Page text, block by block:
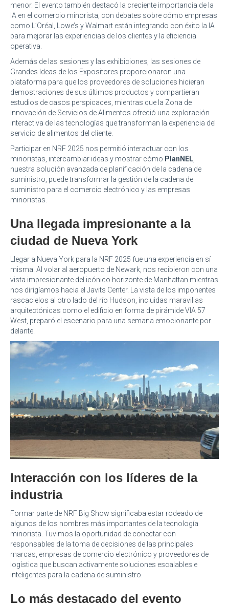
menor. El evento también destacó la creciente importancia de la
IA en el comercio minorista, con debates sobre cómo empresas
como L’Oréal, Lowe’s y Walmart están integrando con éxito la IA
para mejorar las experiencias de los clientes y la eficiencia
operativa.
Además de las sesiones y las exhibiciones, las sesiones de
Grandes Ideas de los Expositores proporcionaron una
plataforma para que los proveedores de soluciones hicieran
demostraciones de sus últimos productos y compartieran
estudios de casos perspicaces, mientras que la Zona de
Innovación de Servicios de Alimentos ofreció una exploración
interactiva de las tecnologías que transforman la experiencia del
servicio de alimentos del cliente.
Participar en NRF 2025 nos permitió interactuar con los
minoristas, intercambiar ideas y mostrar cómo PlanNEL
nuestra solución avanzada de planificación de la cadena de
suministro, puede transformar la gestión de la cadena de
suministro para el comercio electrónico y las empresas
minoristas.
Una llegada impresionante a la
ciudad de Nueva York
Llegar a Nueva York para la NRF 2025 fue una experiencia en sí
misma. Al volar al aeropuerto de Newark, nos recibieron con una
vista impresionante del icónico horizonte de Manhattan mientras
nos dirigíamos hacia el Javits Center. La vista de los imponentes
rascacielos al otro lado del río Hudson, incluidas maravillas
arquitectónicas como el edificio en forma de pirámide VIA 57
West, preparó el escenario para una semana emocionante por
delante.
Interacción con los líderes de la
industria
Formar parte de NRF Big Show significaba estar rodeado de
algunos de los nombres más importantes de la tecnología
minorista. Tuvimos la oportunidad de conectar con
responsables de la toma de decisiones de las principales
marcas, empresas de comercio electrónico y proveedores de
logística que buscan activamente soluciones escalables e
inteligentes para la cadena de suministro.
Lo más destacado del evento